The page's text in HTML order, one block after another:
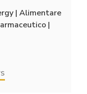
| Alimentare
|